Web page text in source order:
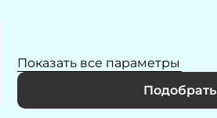
Показать все параметры
Подобрать